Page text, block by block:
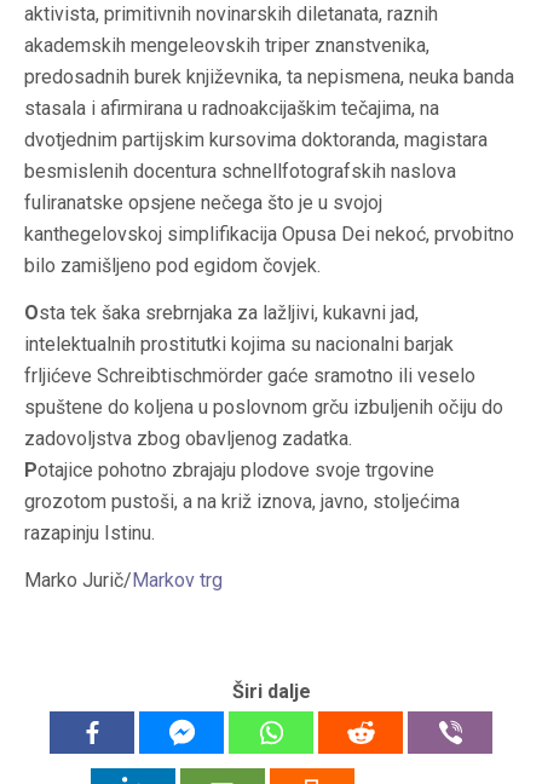
aktivista, primitivnih novinarskih diletanata, raznih
akademskih mengeleovskih triper znanstvenika,
predosadnih burek književnika, ta nepismena, neuka banda
stasala i afirmirana u radnoakcijaškim tečajima, na
dvotjednim partijskim kursovima doktoranda, magistara
besmislenih docentura schnellfotografskih naslova
fuliranatske opsjene nečega što je u svojoj
kanthegelovskoj simplifikacija Opusa Dei nekoć, prvobitno
bilo zamišljeno pod egidom čovjek.
Osta tek šaka srebrnjaka za lažljivi, kukavni jad,
intelektualnih prostitutki kojima su nacionalni barjak
frljićeve Schreibtischmörder gaće sramotno ili veselo
spuštene do koljena u poslovnom grču izbuljenih očiju do
zadovoljstva zbog obavljenog zadatka.
Potajice pohotno zbrajaju plodove svoje trgovine
grozotom pustoši, a na križ iznova, javno, stoljećima
razapinju Istinu.
Marko Jurič/Markov trg
Širi dalje